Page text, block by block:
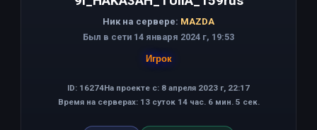
Ник на сервере: MAZDA
Был в сети 14 января 2024 г, 19:53
Игрок
ID: 16274На проекте с: 8 апреля 2023 г, 22:17
Время на серверах: 13 суток 14 час. 6 мин. 5 сек.